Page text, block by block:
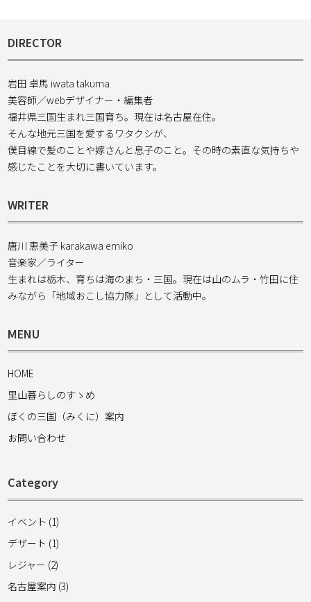
DIRECTOR
岩田 卓馬 iwata takuma
美容師／webデザイナー・編集者
福井県三国生まれ三国育ち。現在は名古屋在住。
そんな地元三国を愛するワタクシが、
僕目線で髪のことや嫁さんと息子のこと。その時の素直な気持ちや
感じたことを大切に書いています。
WRITER
唐川 恵美子 karakawa emiko
音楽家／ライター
生まれは栃木、育ちは海のまち・三国。現在は山のムラ・竹田に住
みながら「地域おこし協力隊」として活動中。
MENU
HOME
里山暮らしのすゝめ
ぼくの三国（みくに）案内
お問い合わせ
Category
イベント (1)
デザート (1)
レジャー (2)
名古屋案内 (3)